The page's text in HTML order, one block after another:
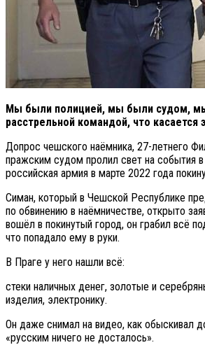
Мы были полицией, мы были судом,
расстрельной командой, что касается
Допрос чешского наёмника, 27-летнего
пражским судом пролил свет на события
российская армия в марте 2022 года
Симан, который в Чешской Республике
по обвинению в наёмничестве, открыто
вошёл в покинутый город, он грабил всё
что попадало ему в руки.
В Праге у него нашли всё:
стеки наличных денег, золотые и
изделия, электронику.
Он даже снимал на видео, как обыскивал
«русским ничего не досталось».